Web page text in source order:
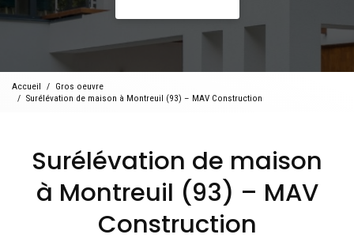
Accueil
Gros oeuvre
Surélévation de maison à Montreuil (93) – MAV Construction
Surélévation de maison
à Montreuil (93) – MAV
Construction